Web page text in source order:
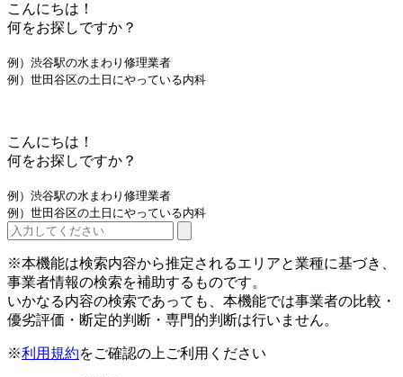
こんにちは！
何をお探しですか？
例）渋谷駅の水まわり修理業者
例）世田谷区の土日にやっている内科
こんにちは！
何をお探しですか？
例）渋谷駅の水まわり修理業者
例）世田谷区の土日にやっている内科
※本機能は検索内容から推定されるエリアと業種に基づき、
事業者情報の検索を補助するものです。
いかなる内容の検索であっても、本機能では事業者の比較・
優劣評価・断定的判断・専門的判断は行いません。
※利用規約をご確認の上ご利用ください